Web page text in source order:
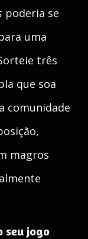
poderia se
uma
três
que soa
comunidade
magros
seu jogo